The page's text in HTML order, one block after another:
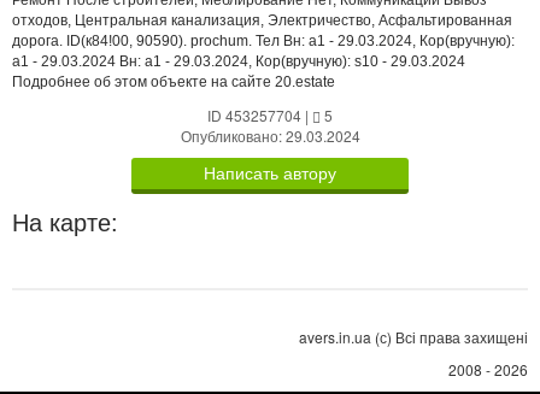
отходов, Центральная канализация, Электричество, Асфальтированная
дорога. ID(к84!00, 90590). prochum. Тел Вн: a1 - 29.03.2024, Кор(вручную):
a1 - 29.03.2024 Вн: a1 - 29.03.2024, Кор(вручную): s10 - 29.03.2024
Подробнее об этом объекте на сайте 20.estate
ID 453257704 |
5
Опубликовано: 29.03.2024
Написать автору
На карте:
avers.in.ua (с) Всі права захищені
2008 - 2026